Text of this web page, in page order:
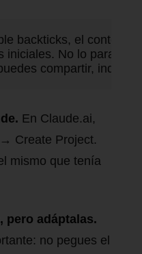
backticks, el
iniciales. No lo
compartir,
En Claude.ai,
Create Project.
mismo que tenía
pero adáptalas.
no pegues el